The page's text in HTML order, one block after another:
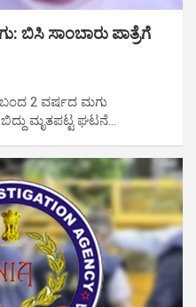
ಸಾಂಬಾರು ಪಾತ್ರೆಗೆ
ಬಂದ 2 ವರ್ಷದ ಮಗು
ಮೃತಪಟ್ಟ ಘಟನೆ…